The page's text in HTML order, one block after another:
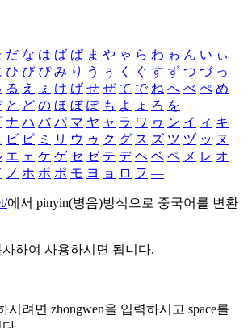
だ な は ば ぱ ま や ゃ ら わ ゎ ん い ぃ
ひ び ぴ み り う ぅ く ぐ す ず つ づ っ
る え ぇ け げ せ ぜ て で ね へ べ ぺ め
と ど の ほ ぼ ぽ も よ ょ ろ を
ナ ハ バ パ マ ヤ ャ ラ ワ ヮ ン イ ィ キ
ビ ピ ミ リ ウ ゥ ク グ ス ズ ツ ヅ ッ ヌ
エ ェ ケ ゲ セ ゼ テ デ ヘ ベ ペ メ レ オ
ノ ホ ボ ポ モ ヨ ョ ロ ヲ ―
에서 pinyin(병음)방식으로 중국어를 변환
하여 사용하시면 됩니다.
시려면 zhongwen을 입력하시고 space를